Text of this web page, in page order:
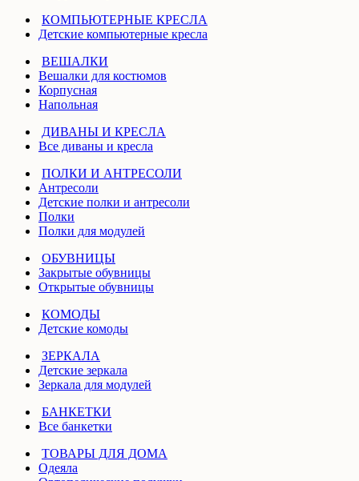
КОМПЬЮТЕРНЫЕ КРЕСЛА
Детские компьютерные кресла
ВЕШАЛКИ
Вешалки для костюмов
Корпусная
Напольная
ДИВАНЫ И КРЕСЛА
Все диваны и кресла
ПОЛКИ И АНТРЕСОЛИ
Антресоли
Детские полки и антресоли
Полки
Полки для модулей
ОБУВНИЦЫ
Закрытые обувницы
Открытые обувницы
КОМОДЫ
Детские комоды
ЗЕРКАЛА
Детские зеркала
Зеркала для модулей
БАНКЕТКИ
Все банкетки
ТОВАРЫ ДЛЯ ДОМА
Одеяла